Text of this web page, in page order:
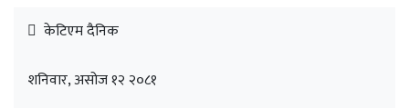
केटिएम दैनिक
शनिवार, असोज १२ २०८१